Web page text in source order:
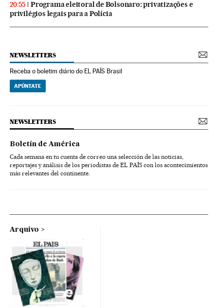
20:55
Programa eleitoral de Bolsonaro: privatizações e
privilégios legais para a Polícia
NEWSLETTERS
Receba o boletim diário do EL PAÍS Brasil
APÚNTATE
NEWSLETTERS
Boletín de América
Cada semana en tu cuenta de correo una selección de las noticias,
reportajes y análisis de los periodistas de EL PAÍS con los acontecimientos
más relevantes del continente.
Arquivo